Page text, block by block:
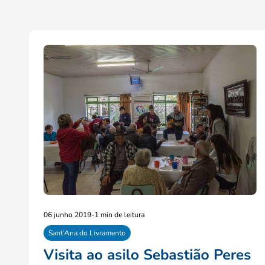
06 junho 2019-1 min de leitura
Sant’Ana do Livramento
Visita ao asilo Sebastião Peres